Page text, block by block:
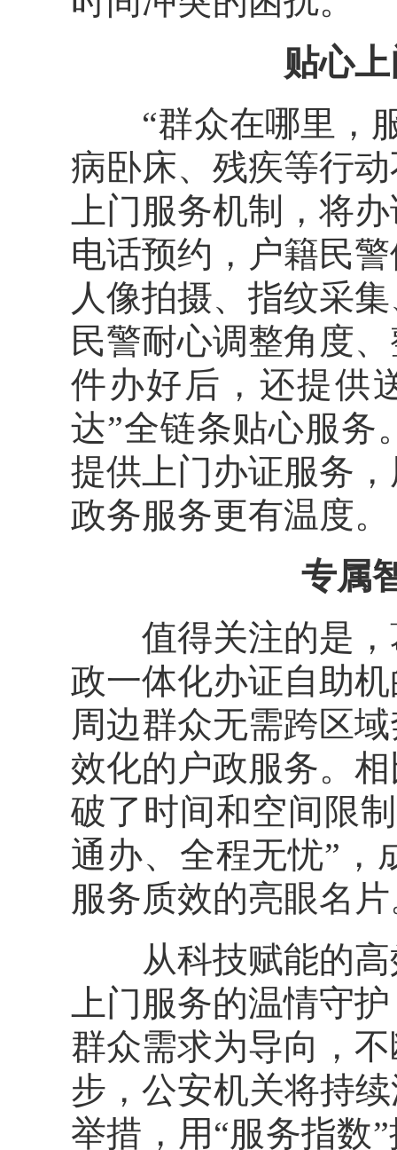
贴心
“群众在哪里，服
病卧床、残疾等行
上门服务机制，将
电话预约，户籍民
人像拍摄、指纹采
民警耐心调整角度
件办好后，还提供
达”全链条贴心服务
提供上门办证服务
政务服务更有温度。
专属
值得关注的是，
政一体化办证自助
周边群众无需跨区
效化的户政服务。
破了时间和空间限
通办、全程无忧”，
服务质效的亮眼名
从科技赋能的高
上门服务的温情守
群众需求为导向，
步，公安机关将持
举措，用“服务指数